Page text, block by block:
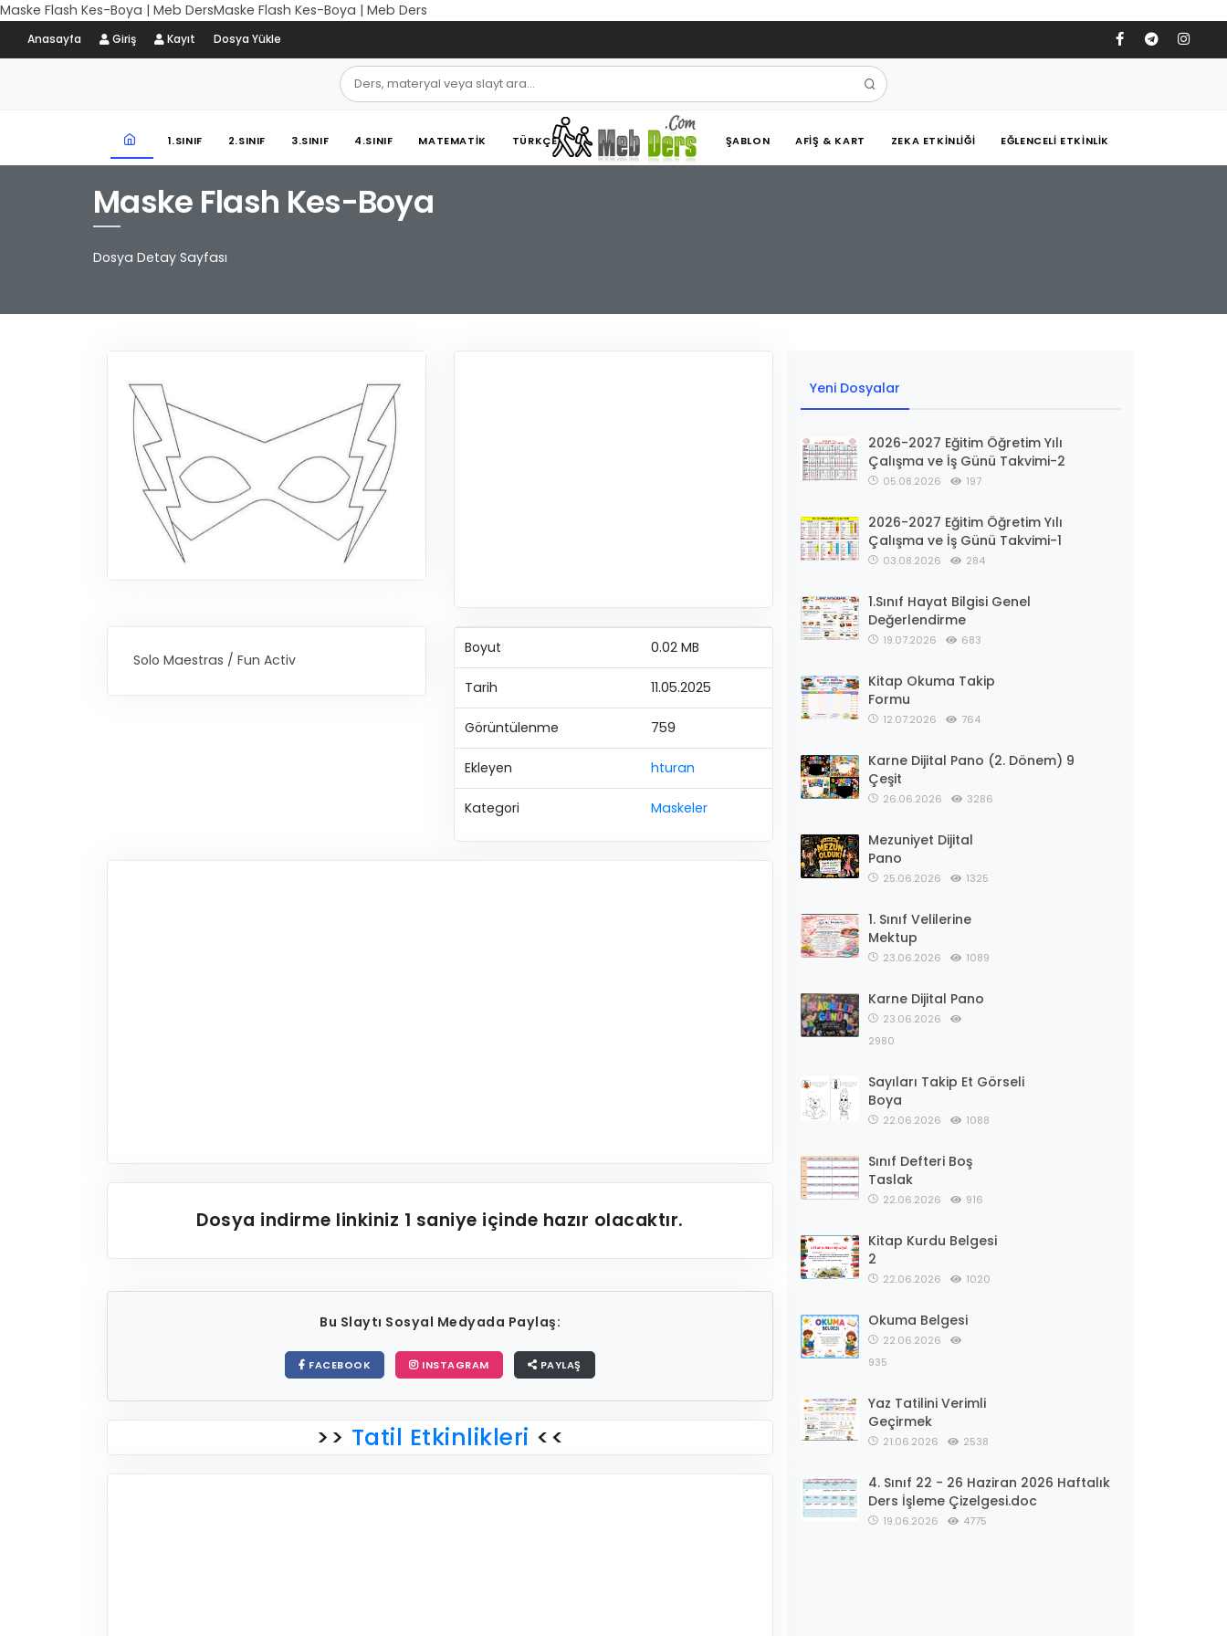
Maske Flash Kes-Boya | Meb DersMaske Flash Kes-Boya | Meb Ders
Anasayfa Giriş Kayıt Dosya Yükle
1.SINIF 2.SINIF 3.SINIF 4.SINIF MATEMATIK TÜRKÇE ŞABLON AFIŞ & KART ZEKA ETKINLIĞI EĞLENCELI ETKINLIK
Maske Flash Kes-Boya
Dosya Detay Sayfası
Solo Maestras / Fun Activ
Boyut 0.02 MB
Tarih 11.05.2025
Görüntülenme 759
Ekleyen hturan
Kategori Maskeler
Dosya indirme linkiniz 1 saniye içinde hazır olacaktır.
Bu Slaytı Sosyal Medyada Paylaş:
FACEBOOK INSTAGRAM PAYLAŞ
>> Tatil Etkinlikleri <<
Yeni Dosyalar
2026-2027 Eğitim Öğretim Yılı
Çalışma ve İş Günü Takvimi-2
05.08.2026 197
2026-2027 Eğitim Öğretim Yılı
Çalışma ve İş Günü Takvimi-1
03.08.2026 284
1.Sınıf Hayat Bilgisi Genel
Değerlendirme
19.07.2026 683
Kitap Okuma Takip
Formu
12.07.2026 764
Karne Dijital Pano (2. Dönem) 9
Çeşit
26.06.2026 3286
Mezuniyet Dijital
Pano
25.06.2026 1325
1. Sınıf Velilerine
Mektup
23.06.2026 1089
Karne Dijital Pano
23.06.2026
2980
Sayıları Takip Et Görseli
Boya
22.06.2026 1088
Sınıf Defteri Boş
Taslak
22.06.2026 916
Kitap Kurdu Belgesi
2
22.06.2026 1020
Okuma Belgesi
22.06.2026
935
Yaz Tatilini Verimli
Geçirmek
21.06.2026 2538
4. Sınıf 22 - 26 Haziran 2026 Haftalık
Ders İşleme Çizelgesi.doc
19.06.2026 4775